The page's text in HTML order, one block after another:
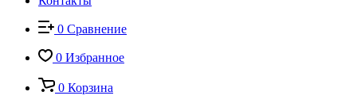
0 Сравнение
0 Избранное
0 Корзина